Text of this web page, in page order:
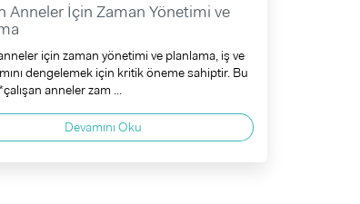
Anneler İçin Zaman Yönetimi ve
için zaman yönetimi ve planlama, iş ve
dengelemek için kritik öneme sahiptir. Bu
anneler zam ...
Devamını Oku